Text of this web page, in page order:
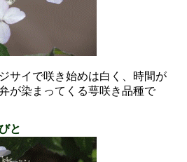
サイで咲き始めは白く、時間が
が染まってくる萼咲き品種で
と